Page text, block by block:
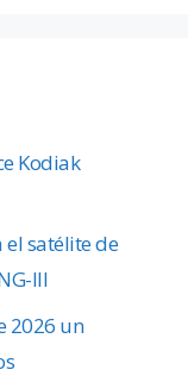
Kodiak
satélite de
III
2026 un